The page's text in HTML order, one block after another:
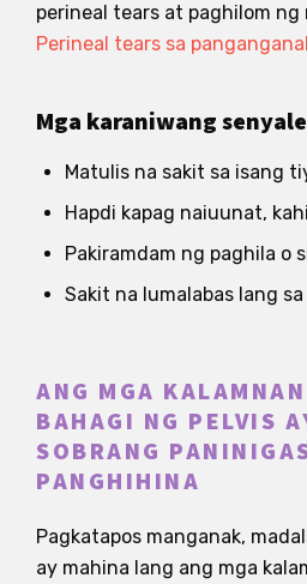
perineal tears at paghilom ng
Perineal tears sa
Mga karaniwang
Matulis na sakit sa isang
Hapdi kapag naiuunat,
Pakiramdam ng paghila o
Sakit na lumalabas lang
ANG MGA
BAHAGI NG PELVIS
SOBRANG
PANGHIHINA
Pagkatapos manganak,
ay mahina lang ang mga